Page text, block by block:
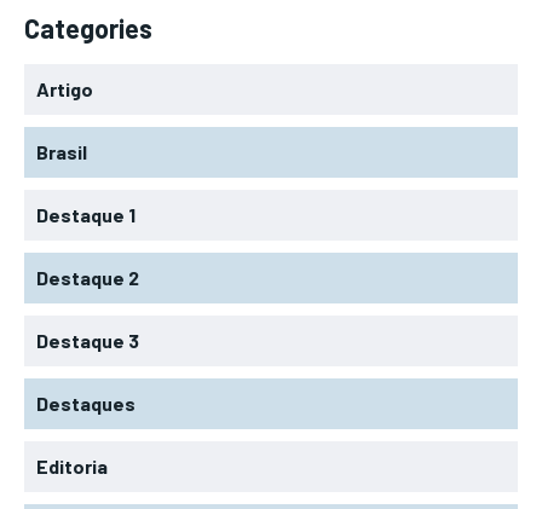
Categories
Artigo
Brasil
Destaque 1
Destaque 2
Destaque 3
Destaques
Editoria